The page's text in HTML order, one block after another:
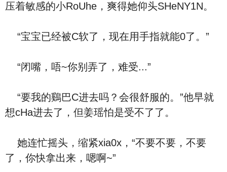
压着敏感的小RoUhe，爽得她仰头SHeNY1N。
“宝宝已经被C软了，现在用手指就能0了。”
“闭嘴，唔~你别弄了，难受...”
“要我的鷄巴C进去吗？会很舒服的。”他早就
想cHa进去了，但姜瑶怕是受不了了。
她连忙摇头，缩紧xia0x，“不要不要，不要
了，你快拿出来，嗯啊~”